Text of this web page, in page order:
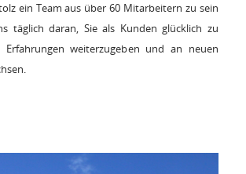
ein Team aus über 60 Mitarbeitern zu sein
täglich daran, Sie als Kunden glücklich zu
Erfahrungen weiterzugeben und an neuen